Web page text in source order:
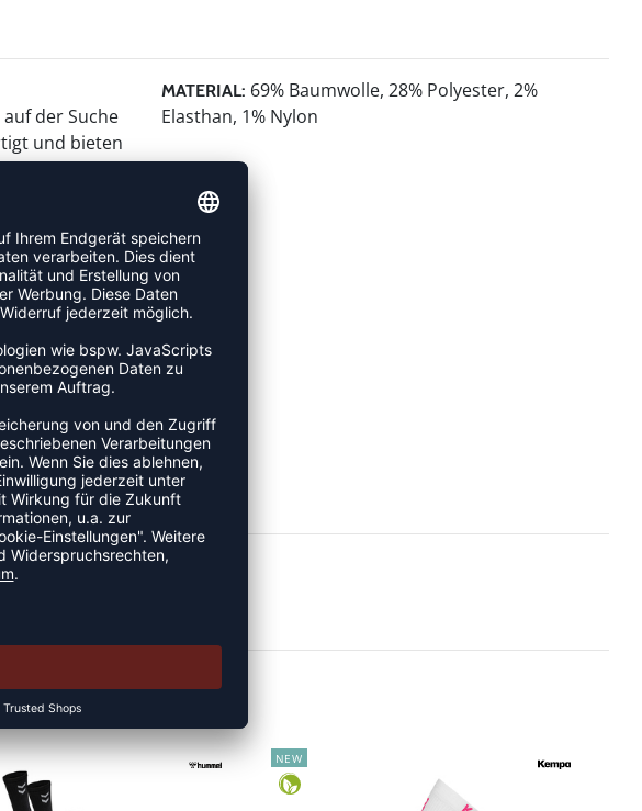
auf der Suche
und bieten
3er-Pack
SOCKS
Fuß. Mit
des
MATERIAL: 69% Baumwolle, 28% Polyester, 2%
Elasthan, 1% Nylon
NEW